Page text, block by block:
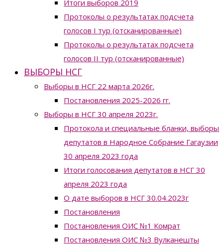
Итоги выборов 2019
Протоколы о результатах подсчета
голосов I тур (отсканированные)
Протоколы о результатах подсчета
голосов II тур (отсканированные)
ВЫБОРЫ НСГ
Выборы в НСГ 22 марта 2026г.
Постановления 2025-2026 гг.
Выборы в НСГ 30 апреля 2023г.
Протокола и специальные бланки, выборы
депутатов в Народное Собрание Гагаузии
30 апреля 2023 года
Итоги голосования депутатов в НСГ 30
апреля 2023 года
О дате выборов в НСГ 30.04.2023г
Постановления
Постановления ОИС №1 Комрат
Постановления ОИС №3 Вулканешты